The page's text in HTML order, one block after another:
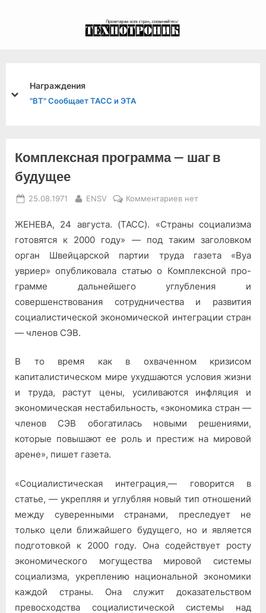
Награждения
"ВТ" Сообщает ТАСС и ЭТА
prev
next
Комплексная программа — шаг в
будущее
Posted
25.08.1971 By
ENSV Комментариевк
Комплексная
программа
в
будущее
нет
ЖЕНЕВА, 24 августа. (ТАСС). «Страны социализма
готовятся к 2000 году» — под таким заголов­ком
орган Швейцарской партии тру­да газета «Вуа
увриер» опублико­вала статью о Комплексной про­
грамме дальнейшего углубления и
совершенствования сотрудничест­ва и развития
социалистической экономической интеграции стран
— членов СЭВ.
В то время как в охваченном кризисом
капиталистическом мире ухудшаются условия жизни
и тру­да, растут цены, усиливаются ин­фляция и
экономическая нестабиль­ность, «экономика стран —
членов СЭВ обогатилась новыми решения­ми,
которые повышают ее роль и престиж на мировой
арене», пишет газета.
«Социалистическая интеграция,— говорится в
статье, — укрепляя и углубляя новый тип отношений
между суверенными странами, пре­следует не
только цели ближайшего будущего, но и является
подго­товкой к 2000 году. Она содейст­вует росту
экономического могу­щества мировой системы
социализ­ма, укреплению национальной эко­номики
каждой страны. Она слу­жит доказательством
превосходст­ва социалистической системы над